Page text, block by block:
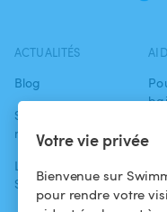
Votre vie privée
Bienvenue sur
pour rendre votre
ACTUALITÉS
Blog
Swimmy dans les
médias
L'aventure
Swimmy